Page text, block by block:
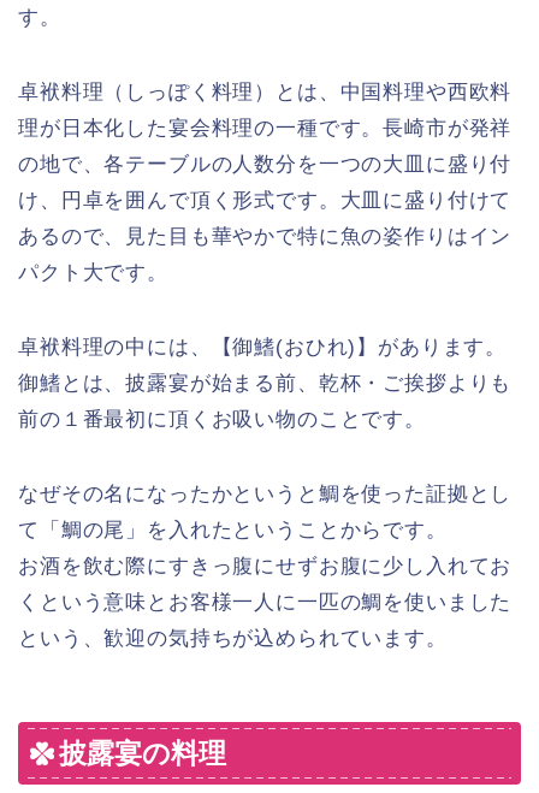
す。
卓袱料理（しっぽく料理）とは、中国料理や西欧料
理が日本化した宴会料理の一種です。長崎市が発祥
の地で、各テーブルの人数分を一つの大皿に盛り付
け、円卓を囲んで頂く形式です。大皿に盛り付けて
あるので、見た目も華やかで特に魚の姿作りはイン
パクト大です。
卓袱料理の中には、【御鰭(おひれ)】があります。
御鰭とは、披露宴が始まる前、乾杯・ご挨拶よりも
前の１番最初に頂くお吸い物のことです。
なぜその名になったかというと鯛を使った証拠とし
て「鯛の尾」を入れたということからです。
お酒を飲む際にすきっ腹にせずお腹に少し入れてお
くという意味とお客様一人に一匹の鯛を使いました
という、歓迎の気持ちが込められています。
披露宴の料理